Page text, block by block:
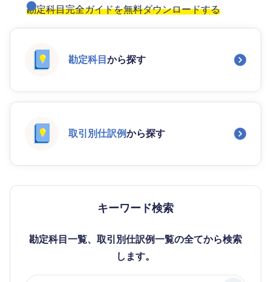
勘定科目完全ガイドを無料ダウンロードする
勘定科目 から探す
取引別仕訳例から探す
キーワード検索
勘定科目一覧、取引別仕訳例一覧の全てから検索
します。